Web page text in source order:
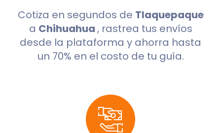
Cotiza en segundos de Tlaquepaque
a Chihuahua, rastrea tus envíos
desde la plataforma y ahorra hasta
un 70% en el costo de tu guía.